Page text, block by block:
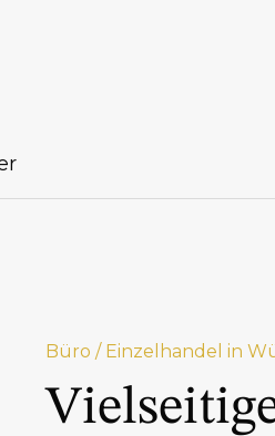
Büro / Einzelhandel in